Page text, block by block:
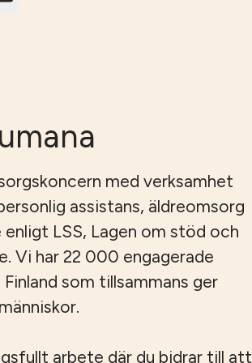
med verksamhet
assistans, äldreomsorg
LSS, Lagen om stöd och
Vi har 22 000 engagerade
som tillsammans ger
arbete där du bidrar till att